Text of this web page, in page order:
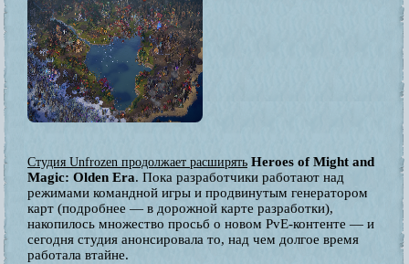
Студия Unfrozen продолжает расширять Heroes of Might and
Magic: Olden Era. Пока разработчики работают над
режимами командной игры и продвинутым генератором
карт (подробнее — в дорожной карте разработки),
накопилось множество просьб о новом PvE-контенте — и
сегодня студия анонсировала то, над чем долгое время
работала втайне.